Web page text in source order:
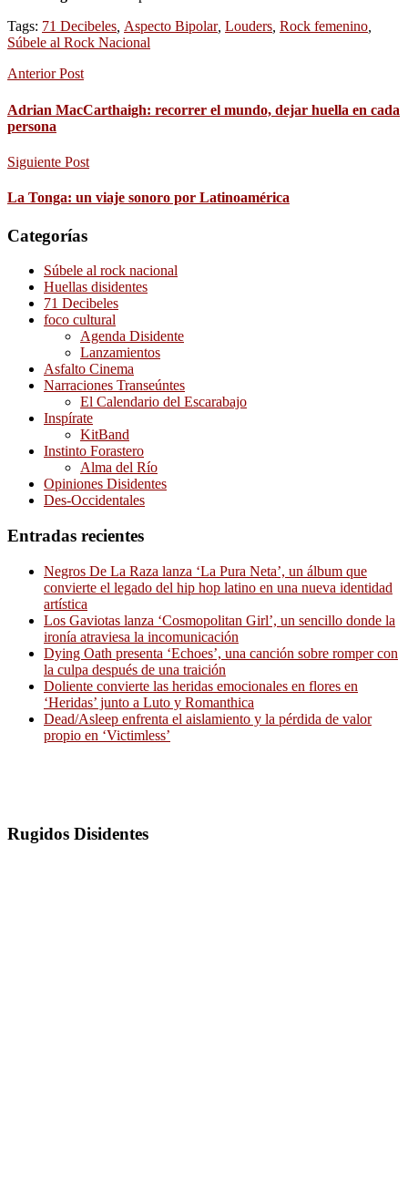
Tags: 71 Decibeles, Aspecto Bipolar, Louders, Rock femenino,
Súbele al Rock Nacional
Anterior Post
Adrian MacCarthaigh: recorrer el mundo, dejar huella en cada
persona
Siguiente Post
La Tonga: un viaje sonoro por Latinoamérica
Categorías
Súbele al rock nacional
Huellas disidentes
71 Decibeles
foco cultural
Agenda Disidente
Lanzamientos
Asfalto Cinema
Narraciones Transeúntes
El Calendario del Escarabajo
Inspírate
KitBand
Instinto Forastero
Alma del Río
Opiniones Disidentes
Des-Occidentales
Entradas recientes
Negros De La Raza lanza ‘La Pura Neta’, un álbum que
convierte el legado del hip hop latino en una nueva identidad
artística
Los Gaviotas lanza ‘Cosmopolitan Girl’, un sencillo donde la
ironía atraviesa la incomunicación
Dying Oath presenta ‘Echoes’, una canción sobre romper con
la culpa después de una traición
Doliente convierte las heridas emocionales en flores en
‘Heridas’ junto a Luto y Romanthica
Dead/Asleep enfrenta el aislamiento y la pérdida de valor
propio en ‘Victimless’
Rugidos Disidentes